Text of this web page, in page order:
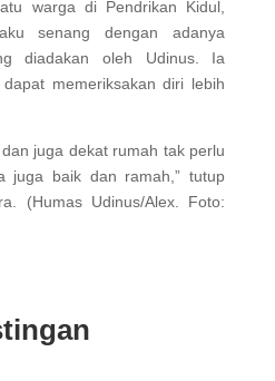
warga di Pendrikan Kidul,
senang dengan adanya
diadakan oleh Udinus. Ia
memeriksakan diri lebih
juga dekat rumah tak perlu
juga baik dan ramah,” tutup
(Humas Udinus/Alex. Foto: